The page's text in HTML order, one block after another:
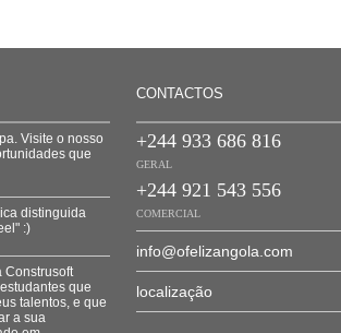
Visite o nosso
que
distinguida
:)
Construsoft
que
talentos, e que
a sua
CONTACTOS
+244 933 686 816
GERAL
+244 921 543 556
COMERCIAL
info@ofelizangola.com
localização